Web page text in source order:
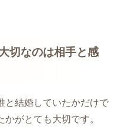
切なのは相手と感
と結婚していたかだけで
がとても大切です。